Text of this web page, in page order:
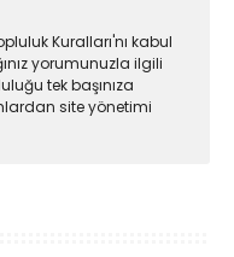
Kuralları'nı kabul
yorumunuzla ilgili
tek başınıza
site yönetimi